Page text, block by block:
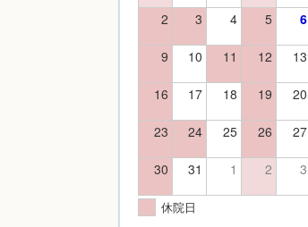
2 3 4 5 6
9 10 11 12 13
16 17 18 19 20
23 24 25 26 27
30 31 1 2 3
休院日